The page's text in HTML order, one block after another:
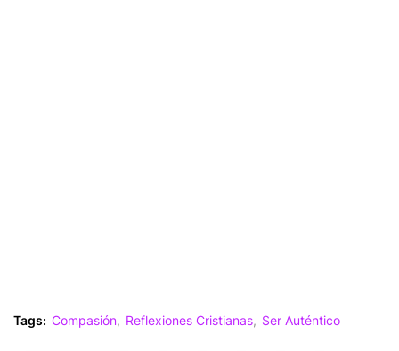
Tags: Compasión Reflexiones Cristianas Ser Auténtico